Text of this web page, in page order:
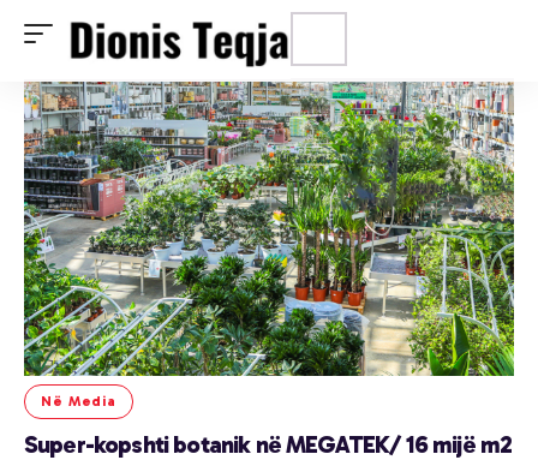
Në Media
Super-kopshti botanik në MEGATEK/ 16 mijë m2